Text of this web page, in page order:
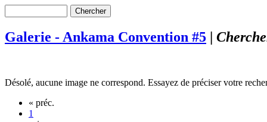
Galerie - Ankama Convention #5 |
Désolé, aucune image ne correspond. Essayez de préciser votre
« préc.
1